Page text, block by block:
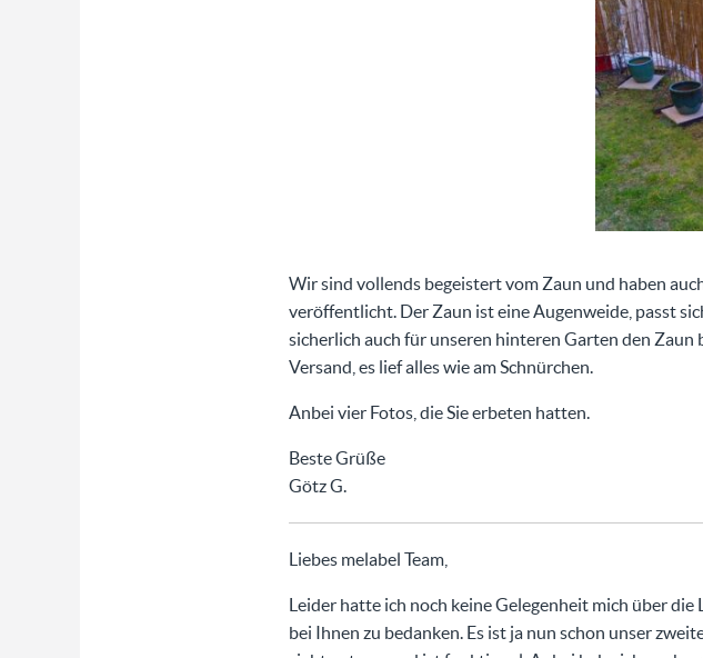
Wir sind vollends begeistert vom Zaun und haben
veröffentlicht. Der Zaun ist eine Augenweide, passt
sicherlich auch für unseren hinteren Garten den
Versand, es lief alles wie am Schnürchen.
Anbei vier Fotos, die Sie erbeten hatten.
Beste Grüße
Götz G.
Liebes melabel Team,
Leider hatte ich noch keine Gelegenheit mich über
bei Ihnen zu bedanken. Es ist ja nun schon unser